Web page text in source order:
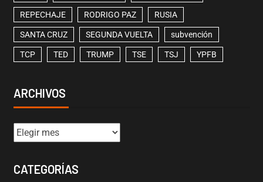
REPECHAJE RODRIGO PAZ RUSIA
SANTA CRUZ SEGUNDA VUELTA subvención
TCP TED TRUMP TSE TSJ YPFB
ARCHIVOS
CATEGORÍAS